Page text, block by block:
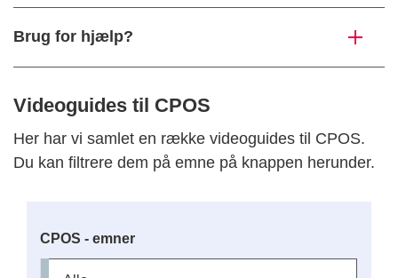
Brug for hjælp?
Videoguides til CPOS
Her har vi samlet en række videoguides til CPOS.
Du kan filtrere dem på emne på knappen herunder.
CPOS - emner